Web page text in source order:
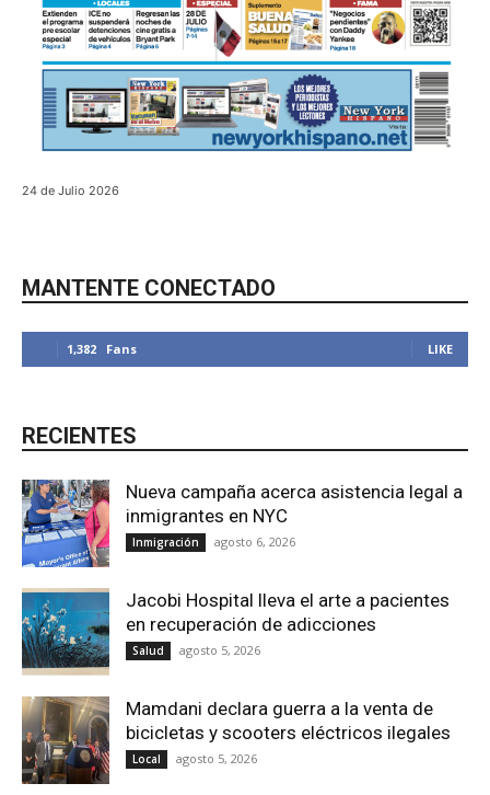
24 de Julio 2026
MANTENTE CONECTADO
1,382 Fans LIKE
RECIENTES
Nueva campaña acerca asistencia legal a
inmigrantes en NYC
Inmigración agosto 6, 2026
Jacobi Hospital lleva el arte a pacientes
en recuperación de adicciones
Salud agosto 5, 2026
Mamdani declara guerra a la venta de
bicicletas y scooters eléctricos ilegales
Local agosto 5, 2026